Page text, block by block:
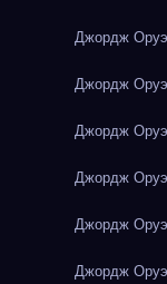
Джордж
Джордж
Джордж
Джордж
Джордж
Джордж